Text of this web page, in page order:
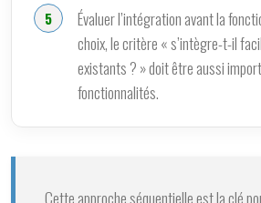
Évaluer l’intégration avant la
choix, le critère « s’intègre-t-il
existants ? » doit être aussi
fonctionnalités.
Cette approche séquentielle est la clé